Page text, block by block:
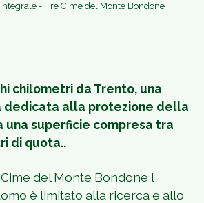
- Tre Cime del Monte Bondone
chilometri da Trento, una
dedicata alla protezione della
una superficie compresa tra
di quota..
del Monte Bondone l
è limitato alla ricerca e allo